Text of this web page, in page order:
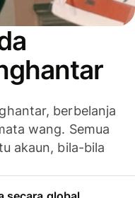
berbelanja
wang. Semua
akaun, bila-bila